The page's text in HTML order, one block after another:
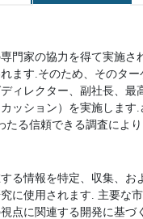
門家の協力を得て実施
ます.そのため、そのタ
ィレクター、副社長、
ッション）を実施しま
る信頼できる調査によ
る情報を特定、収集、
に使用されます. 主要な
点に関連する開発に基